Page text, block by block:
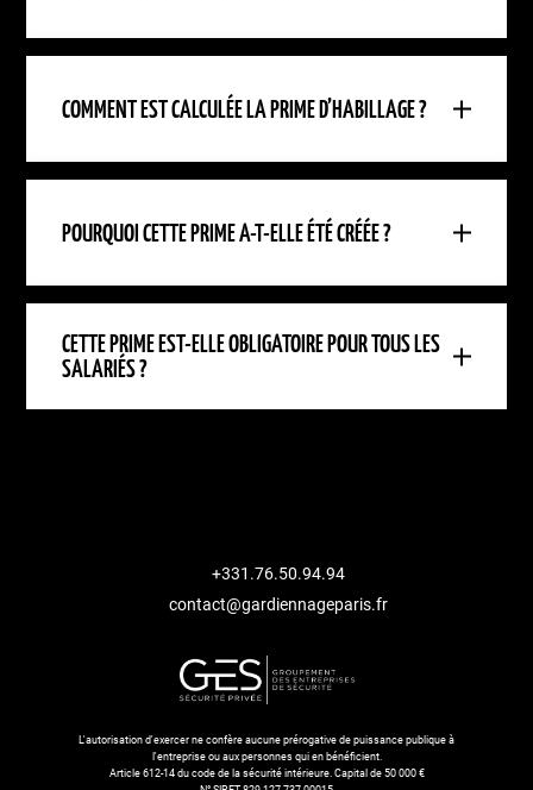
COMMENT EST CALCULÉE LA PRIME D’HABILLAGE ?
POURQUOI CETTE PRIME A-T-ELLE ÉTÉ CRÉÉE ?
CETTE PRIME EST-ELLE OBLIGATOIRE POUR TOUS LES
SALARIÉS ?
+331.76.50.94.94
contact@gardiennageparis.fr
L'autorisation d'exercer ne confère aucune prérogative de puissance publique à
l'entreprise ou aux personnes qui en bénéficient.
Article 612-14 du code de la sécurité intérieure. Capital de 50 000 €